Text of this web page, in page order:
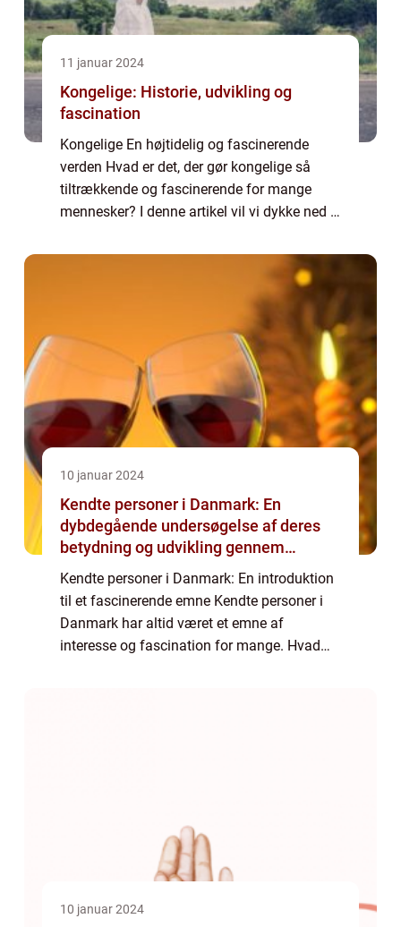
11 januar 2024
Kongelige: Historie, udvikling og
fascination
Kongelige En højtidelig og fascinerende
verden Hvad er det, der gør kongelige så
tiltrækkende og fascinerende for mange
mennesker? I denne artikel vil vi dykke ned i
kongelige gennem tiderne. Vi vil udforske, ...
10 januar 2024
Kendte personer i Danmark: En
dybdegående undersøgelse af deres
betydning og udvikling gennem
historien
Kendte personer i Danmark: En introduktion
til et fascinerende emne Kendte personer i
Danmark har altid været et emne af
interesse og fascination for mange. Hvad
10 januar 2024